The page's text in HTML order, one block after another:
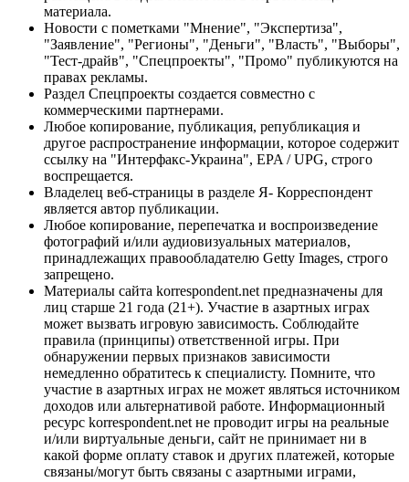
материала.
Новости с пометками "Мнение", "Экспертиза",
"Заявление", "Регионы", "Деньги", "Власть", "Выборы",
"Тест-драйв", "Спецпроекты", "Промо" публикуются на
правах рекламы.
Раздел Спецпроекты создается совместно с
коммерческими партнерами.
Любое копирование, публикация, републикация и
другое распространение информации, которое содержит
ссылку на "Интерфакс-Украина", EPA / UPG, строго
воспрещается.
Владелец веб-страницы в разделе Я- Корреспондент
является автор публикации.
Любое копирование, перепечатка и воспроизведение
фотографий и/или аудиовизуальных материалов,
принадлежащих правообладателю Getty Images, строго
запрещено.
Материалы сайта korrespondent.net предназначены для
лиц старше 21 года (21+). Участие в азартных играх
может вызвать игровую зависимость. Соблюдайте
правила (принципы) ответственной игры. При
обнаружении первых признаков зависимости
немедленно обратитесь к специалисту. Помните, что
участие в азартных играх не может являться источником
доходов или альтернативой работе. Информационный
ресурс korrespondent.net не проводит игры на реальные
и/или виртуальные деньги, сайт не принимает ни в
какой форме оплату ставок и других платежей, которые
связаны/могут быть связаны с азартными играми,